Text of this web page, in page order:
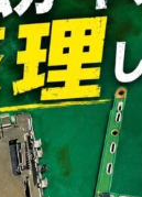
様の
ざいました！
様のiPhone13Pro
！
の
いました！
客様の